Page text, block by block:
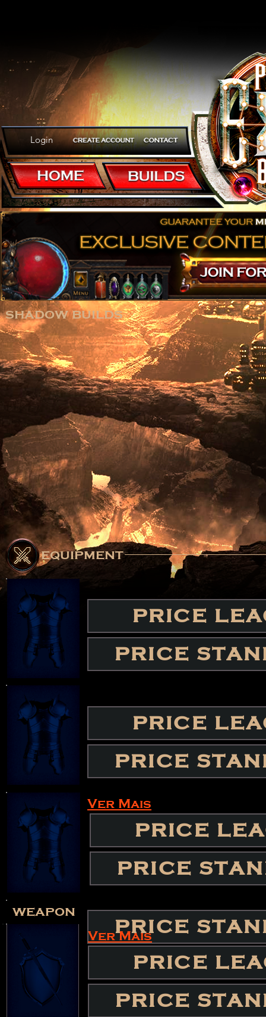
The Wolf is just Too Good!
Frozen Fury
shadow builds
equipment
PRICE
PRICE
PRICE
PRICE
Ver Mais
PRICE
PRICE
PRICE
weapon
Ver Mais
PRICE
PRICE
Login